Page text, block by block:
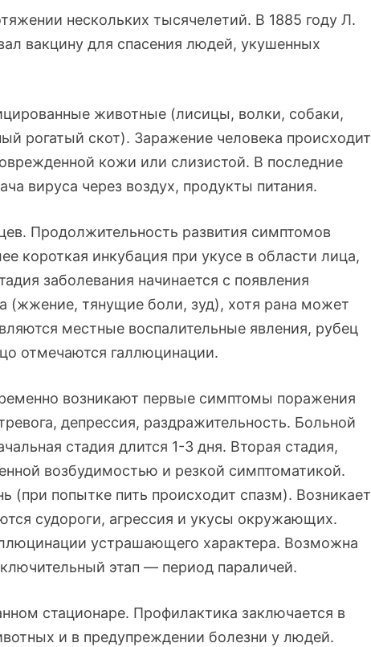
нескольких тысячелетий. В 1885 году Л.
вакцину для спасения людей, укушенных
животные (лисицы, волки, собаки,
рогатый скот). Заражение человека происходит
кожи или слизистой. В последние
вируса через воздух, продукты питания.
Продолжительность развития симптомов
короткая инкубация при укусе в области лица,
заболевания начинается с появления
(жжение, тянущие боли, зуд), хотя рана может
местные воспалительные явления, рубец
отмечаются галлюцинации.
возникают первые симптомы поражения
депрессия, раздражительность. Больной
стадия длится 1-3 дня. Вторая стадия,
возбудимостью и резкой симптоматикой.
(при попытке пить происходит спазм). Возникает
судороги, агрессия и укусы окружающих.
устрашающего характера. Возможна
этап — период параличей.
стационаре. Профилактика заключается в
и в предупреждении болезни у людей.